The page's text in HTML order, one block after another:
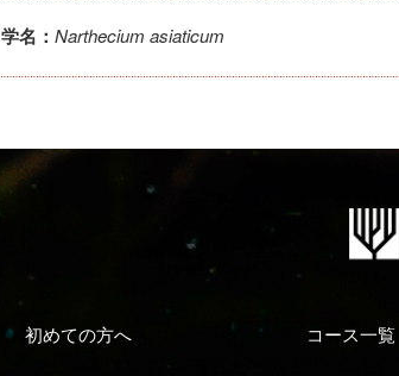
学名： Narthecium asiaticum
初めての方へ コース一覧